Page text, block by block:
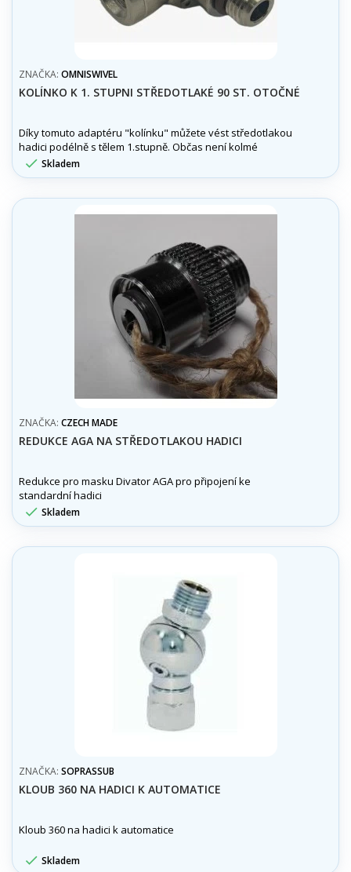
ZNAČKA: OMNISWIVEL
KOLÍNKO K 1. STUPNI STŘEDOTLAKÉ 90 ST. OTOČNÉ
Díky tomuto adaptéru "kolínku" můžete vést středotlakou
hadici podélně s tělem 1.stupně. Občas není kolmé
napojení na 1stupeň úplně ideální.
 Skladem
ZNAČKA: CZECH MADE
REDUKCE AGA NA STŘEDOTLAKOU HADICI
Redukce pro masku Divator AGA pro připojení ke
standardní hadici
 Skladem
ZNAČKA: SOPRASSUB
KLOUB 360 NA HADICI K AUTOMATICE
Kloub 360 na hadici k automatice
 Skladem